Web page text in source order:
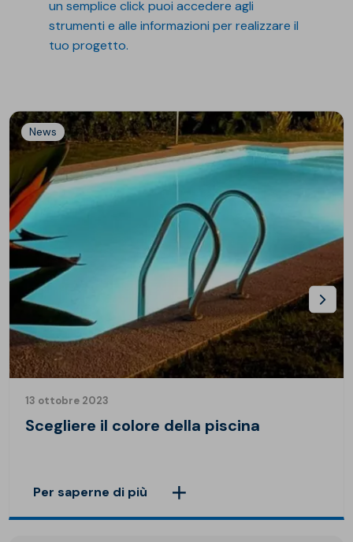
un semplice click puoi accedere agli
strumenti e alle informazioni per realizzare il
tuo progetto.
News
13 ottobre 2023
Scegliere il colore della piscina
Per saperne di più